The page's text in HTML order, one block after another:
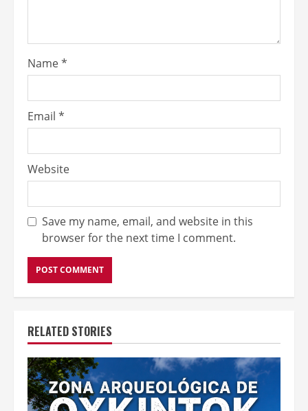
Name*
Email *
Website
Save my name, email, and website in this
browser for the next time I comment.
RELATED STORIES